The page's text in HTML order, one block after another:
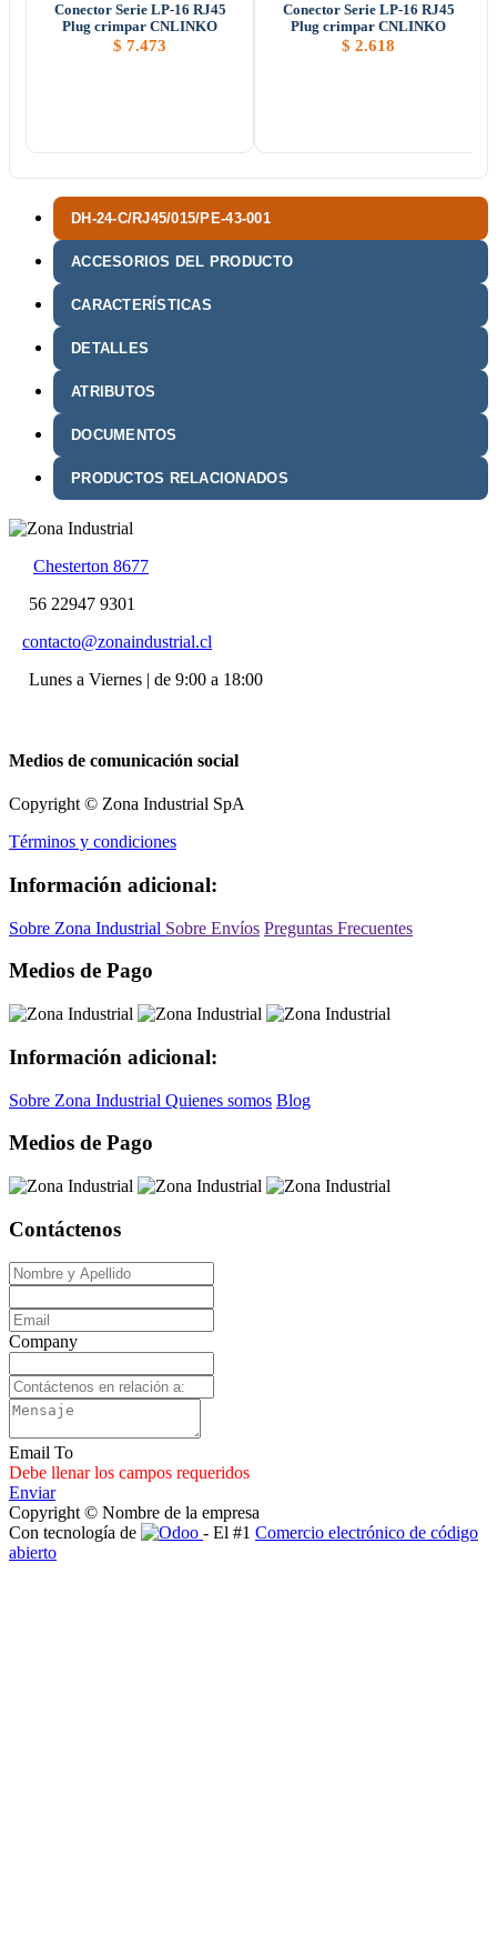
DH-24-C/RJ45/015/PE-43-001
ACCESORIOS DEL PRODUCTO
CARACTERÍSTICAS
DETALLES
ATRIBUTOS
DOCUMENTOS
PRODUCTOS RELACIONADOS
Conector Serie LP-16 RJ45
Plug crimpar CNLINKO
$ 7.473
Conector Serie LP-16 RJ45
Plug crimpar CNLINKO
$ 2.618
Chesterton 8677
56 22947 9301
contacto@zonaindustrial.cl
Lunes a Viernes | de 9:00 a 18:00
Medios de comunicación social
Copyright © Zona Industrial SpA
Términos y condiciones
Información adicional:
Sobre Zona Industrial Sobre Envíos Preguntas Frecuentes
Medios de Pago
Información adicional:
Sobre Zona Industrial Quienes somos Blog
Medios de Pago
Contáctenos
Company
Email To
Debe llenar los campos requeridos
Enviar
Copyright © Nombre de la empresa
Con tecnología de
- El #1 Comercio electrónico de código
abierto